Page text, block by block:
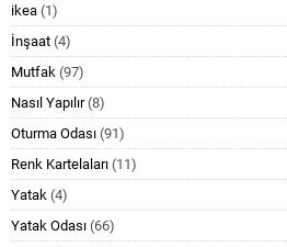
ikea (1)
İnşaat (4)
Mutfak (97)
Nasıl Yapılır(8)
Oturma Odası (91)
Renk Kartelaları (11)
Yatak (4)
Yatak Odası (66)